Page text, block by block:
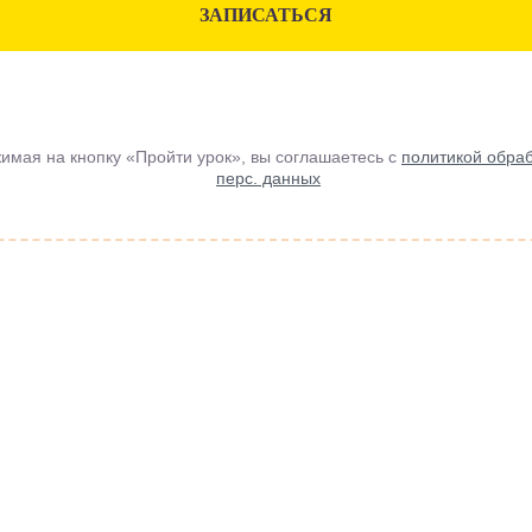
ЗАПИСАТЬСЯ
на кнопку «Пройти урок», вы соглашаетесь с политикой
перс. данных